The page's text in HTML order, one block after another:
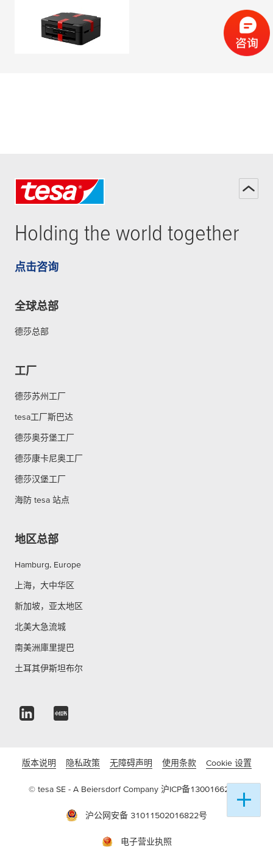
阅读更多
Holding the world together
点击咨询
全球总部
德莎总部
工厂
德莎苏州工厂
tesa工厂斯巴达
德莎奥芬堡工厂
德莎康卡尼奥工厂
德莎汉堡工厂
海防 tesa 站点
地区总部
Hamburg, Europe
上海，大中华区
新加坡，亚太地区
北美大急流城
南美洲庫里提巴
土耳其伊斯坦布尔
版本说明 隐私政策 无障碍声明 使用条款 Cookie 设置
© tesa SE - A Beiersdorf Company 沪ICP备13001662号-3
沪公网安备 31011502016822号
电子营业执照